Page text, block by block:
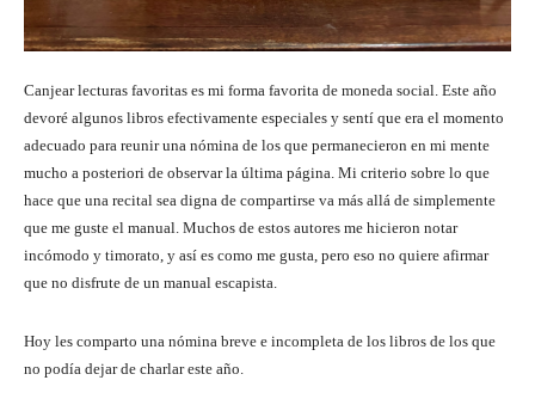
Canjear lecturas favoritas es mi forma favorita de moneda social. Este año
devoré algunos libros efectivamente especiales y sentí que era el momento
adecuado para reunir una nómina de los que permanecieron en mi mente
mucho a posteriori de observar la última página. Mi criterio sobre lo que
hace que una recital sea digna de compartirse va más allá de simplemente
que me guste el manual. Muchos de estos autores me hicieron notar
incómodo y timorato, y así es como me gusta, pero eso no quiere afirmar
que no disfrute de un manual escapista.
Hoy les comparto una nómina breve e incompleta de los libros de los que
no podía dejar de charlar este año.